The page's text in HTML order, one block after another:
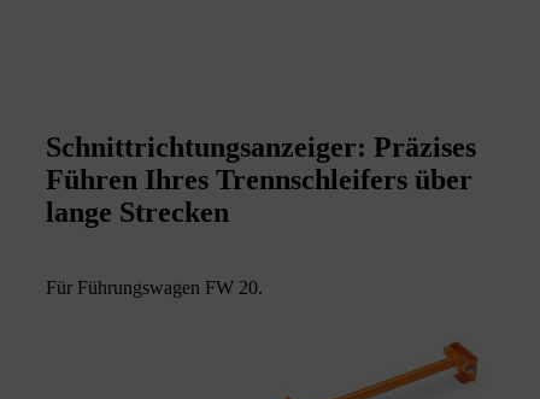
Schnittrichtungsanzeiger: Präzises
Führen Ihres Trennschleifers über
lange Strecken
Für Führungswagen FW 20.